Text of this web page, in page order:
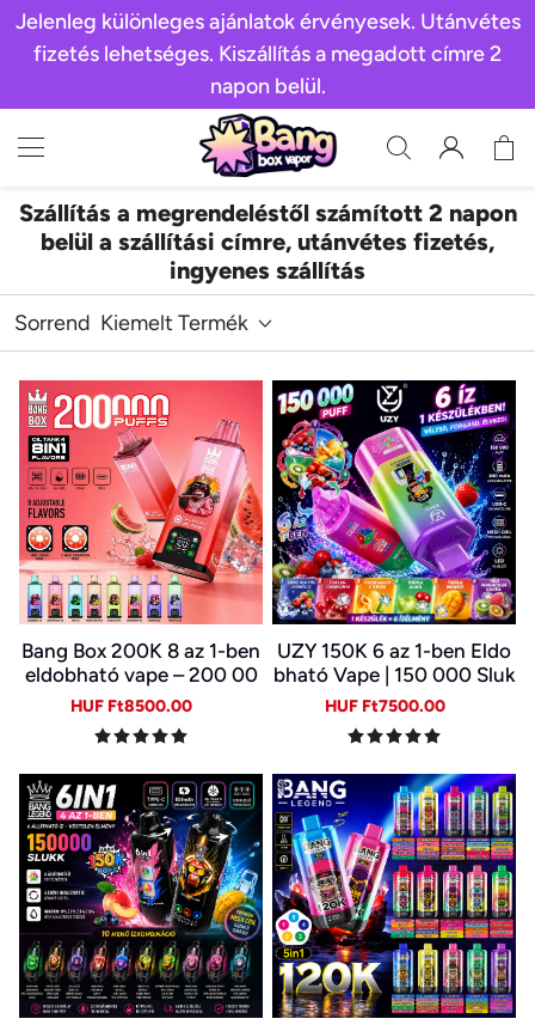
Jelenleg különleges ajánlatok érvényesek. Utánvétes
fizetés lehetséges. Kiszállítás a megadott címre 2
napon belül.
Szállítás a megrendeléstől számított 2 napon
belül a szállítási címre, utánvétes fizetés,
ingyenes szállítás
Sorrend Kiemelt Termék
Bang Box 200K 8 az 1-ben
eldobható vape – 200 00
0 slukk, 10 íz
Sale
HUF Ft8500.00
UZY 150K 6 az 1-ben Eldo
bható Vape | 150 000 Sluk
k | 10 Ízkombináció | LED K
ijelző | Type-C Újratölthet
ő E-cigi
Sale
HUF Ft7500.00